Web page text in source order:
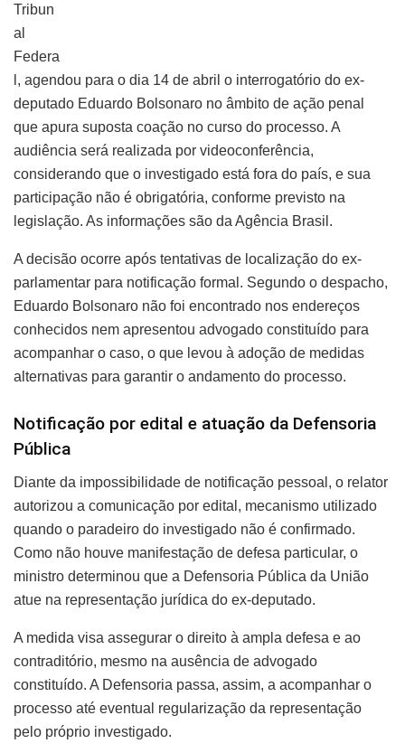
Tribun
al
Federa
l, agendou para o dia 14 de abril o interrogatório do ex-
deputado Eduardo Bolsonaro no âmbito de ação penal
que apura suposta coação no curso do processo. A
audiência será realizada por videoconferência,
considerando que o investigado está fora do país, e sua
participação não é obrigatória, conforme previsto na
legislação. As informações são da Agência Brasil.
A decisão ocorre após tentativas de localização do ex-
parlamentar para notificação formal. Segundo o despacho,
Eduardo Bolsonaro não foi encontrado nos endereços
conhecidos nem apresentou advogado constituído para
acompanhar o caso, o que levou à adoção de medidas
alternativas para garantir o andamento do processo.
Notificação por edital e atuação da Defensoria
Pública
Diante da impossibilidade de notificação pessoal, o relator
autorizou a comunicação por edital, mecanismo utilizado
quando o paradeiro do investigado não é confirmado.
Como não houve manifestação de defesa particular, o
ministro determinou que a Defensoria Pública da União
atue na representação jurídica do ex-deputado.
A medida visa assegurar o direito à ampla defesa e ao
contraditório, mesmo na ausência de advogado
constituído. A Defensoria passa, assim, a acompanhar o
processo até eventual regularização da representação
pelo próprio investigado.